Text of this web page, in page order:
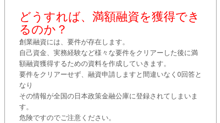
どうすれば、満額融資を獲得でき
るのか？
創業融資には、要件が存在します。
自己資金、実務経験など様々な要件をクリアーした後に満
額融資獲得するための資料を作成していきます。
要件をクリアーせず、融資申請しますと間違いなく0回答と
なり
その情報が全国の日本政策金融公庫に登録されてしまいま
す。
危険ですのでご注意ください。